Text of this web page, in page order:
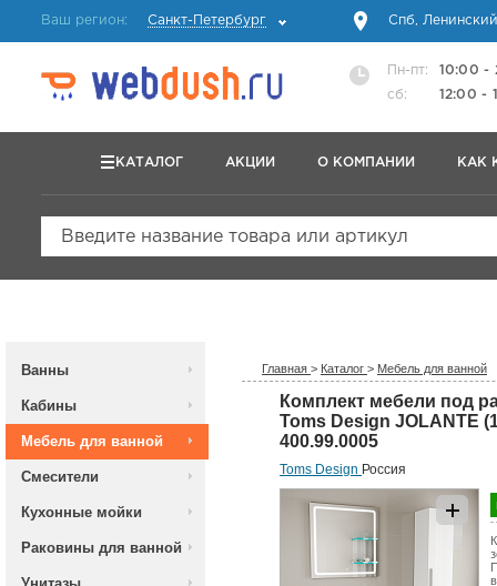
Ваш регион: Санкт-Петербург Спб,
Пн-пт:
10:00 -
сб:
12:00 -
КАТАЛОГ АКЦИИ О КОМПАНИИ КАК
Введите название товара или артикул
Ванны
Кабины
Мебель для ванной
Смесители
Кухонные мойки
Раковины для ванной
Главная > Каталог > Мебель для ванной
Комплект мебели под
Toms Design JOLANTE
400.99.0005
Toms Design Россия